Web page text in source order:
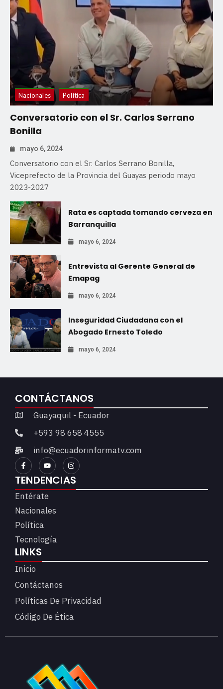
Nacionales Política
Conversatorio con el Sr. Carlos Serrano
Bonilla
mayo 6, 2024
Conversatorio con el Sr. Carlos Serrano Bonilla,
Viceprefecto de la Provincia del Guayas periodo mayo
2023-2027
Rata es captada tomando cerveza en
Barranquilla
mayo 6, 2024
Entrevista al Gerente General de
Emapag
mayo 6, 2024
Inseguridad Ciudadana con el
Abogado Ernesto Toledo
mayo 6, 2024
CONTÁCTANOS
Guayaquil - Ecuador
+593 98 658 4555
info@ecuadorinformatv.com
TENDENCIAS
Entérate
Nacionales
Política
Tecnología
LINKS
Inicio
Contáctanos
Políticas De Privacidad
Código De Ética